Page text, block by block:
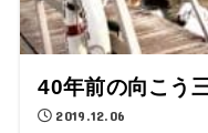
40年前の向こう
2019.12.06